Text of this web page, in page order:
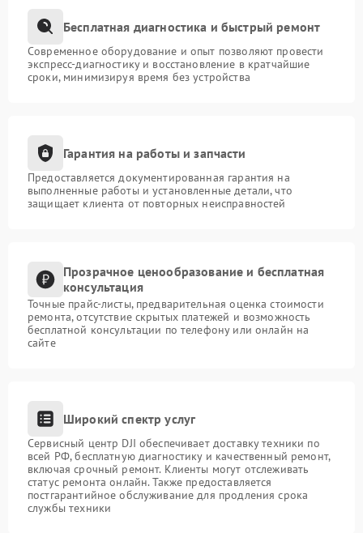
Бесплатная диагностика и быстрый ремонт
Современное оборудование и опыт позволяют провести
экспресс-диагностику и восстановление в кратчайшие
сроки, минимизируя время без устройства
Гарантия на работы и запчасти
Предоставляется документированная гарантия на
выполненные работы и установленные детали, что
защищает клиента от повторных неисправностей
Прозрачное ценообразование и бесплатная
консультация
Точные прайс-листы, предварительная оценка стоимости
ремонта, отсутствие скрытых платежей и возможность
бесплатной консультации по телефону или онлайн на
сайте
Широкий спектр услуг
Сервисный центр DJI обеспечивает доставку техники по
всей РФ, бесплатную диагностику и качественный ремонт,
включая срочный ремонт. Клиенты могут отслеживать
статус ремонта онлайн. Также предоставляется
постгарантийное обслуживание для продления срока
службы техники